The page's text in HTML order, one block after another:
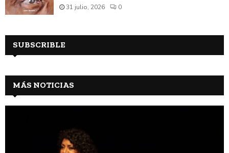
31 julio, 2026 0
SUBSCRIBLE
MÁS NOTICIAS